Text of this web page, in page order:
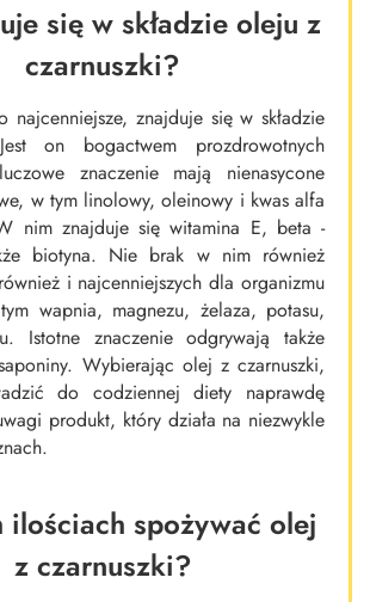
się w składzie oleju z
czarnuszki?
najcenniejsze, znajduje się w składzie
on bogactwem prozdrowotnych
znaczenie mają nienasycone
w tym linolowy, oleinowy i kwas alfa
nim znajduje się witamina E, beta -
biotyna. Nie brak w nim również
i najcenniejszych dla organizmu
wapnia, magnezu, żelaza, potasu,
Istotne znaczenie odgrywają także
Wybierając olej z czarnuszki,
do codziennej diety naprawdę
produkt, który działa na niezwykle
spożywać olej
z czarnuszki?